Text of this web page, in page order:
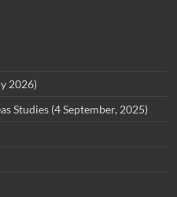
2026)
Studies (4 September, 2025)